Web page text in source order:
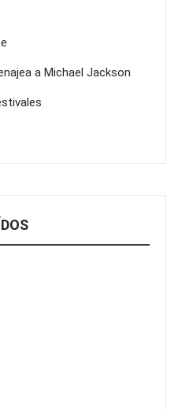
a Michael Jackson